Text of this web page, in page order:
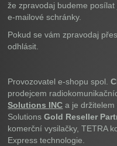
že zpravodaj budeme
e-mailové schránky.
Pokud se vám zpravodaj
odhlásit.
Provozovatel e-shopu spol.
prodejcem
Solutions INC a je
SolutionsGold Reseller
komerční vysilačky, TETRA
Express technologie.